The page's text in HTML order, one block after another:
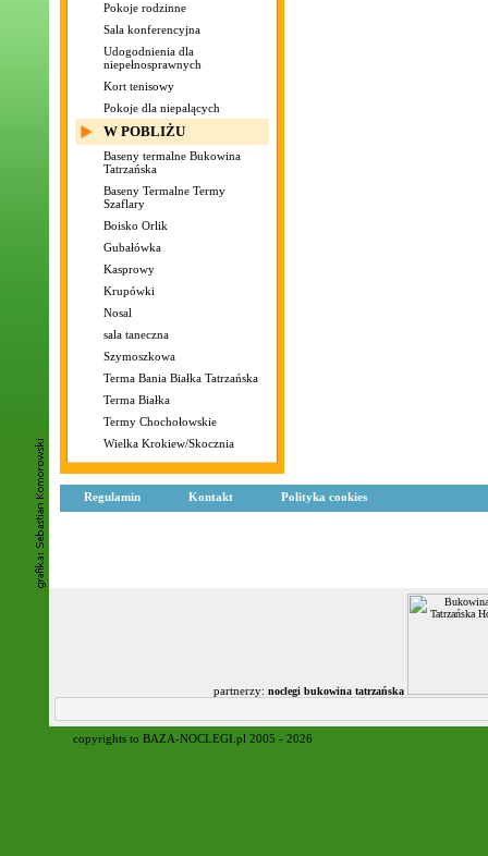
Pokoje rodzinne
Sala konferencyjna
Udogodnienia dla
niepełnosprawnych
Kort tenisowy
Pokoje dla niepalących
W POBLIŻU
Baseny termalne Bukowina
Tatrzańska
Baseny Termalne Termy
Szaflary
Boisko Orlik
Gubałówka
Kasprowy
Krupówki
Nosal
sala taneczna
Szymoszkowa
Terma Bania Białka Tatrzańska
Terma Białka
Termy Chochołowskie
Wielka Krokiew/Skocznia
Regulamin Kontakt Polityka cookies
copyrights to BAZA-NOCLEGI.pl 2005 - 2026
partnerzy: noclegi bukowina tatrzańska